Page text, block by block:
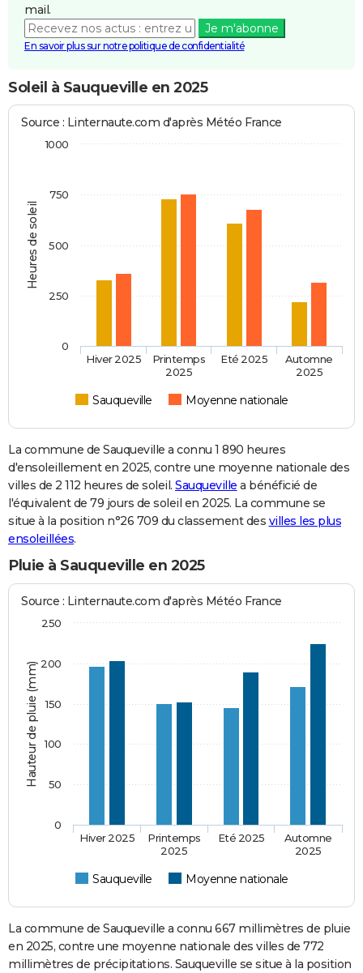
mail.
Je m'abonne
En savoir plus sur notre politique de confidentialité
Soleil à Sauqueville en 2025
Heures de soleil
Source : Linternaute.com d'après Météo France
Sauqueville Moyenne nationale
Hiver 2025
Printemps
2025
Eté 2025
Automne
2025
0
250
500
750
1000
La commune de Sauqueville a connu 1 890 heures
d'ensoleillement en 2025, contre une moyenne nationale des
villes de 2 112 heures de soleil. Sauqueville a bénéficié de
l'équivalent de 79 jours de soleil en 2025. La commune se
situe à la position n°26 709 du classement des villes les plus
ensoleillées.
Pluie à Sauqueville en 2025
Hauteur de pluie (mm)
Source : Linternaute.com d'après Météo France
Sauqueville Moyenne nationale
Hiver 2025
Printemps
2025
Eté 2025
Automne
2025
0
50
100
150
200
250
La commune de Sauqueville a connu 667 millimètres de pluie
en 2025, contre une moyenne nationale des villes de 772
millimètres de précipitations. Sauqueville se situe à la position